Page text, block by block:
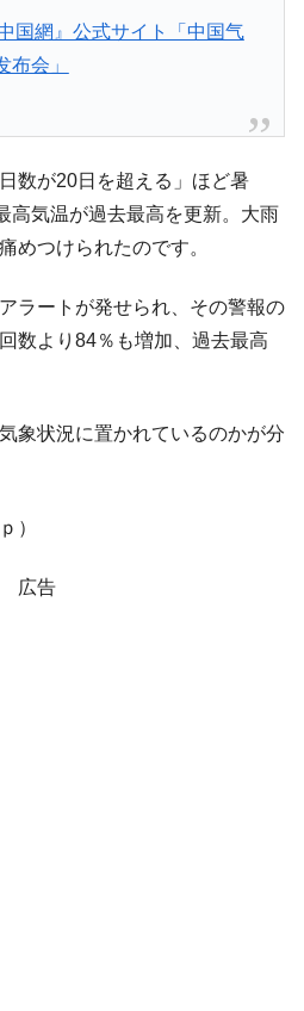
中国網』公式サイト「中国气
会」
数が20日を超える」ほど暑
高気温が過去最高を更新。大雨
めつけられたのです。
ラートが発せられ、その警報の
数より84％も増加、過去最高
象状況に置かれているのかが分
）
広告